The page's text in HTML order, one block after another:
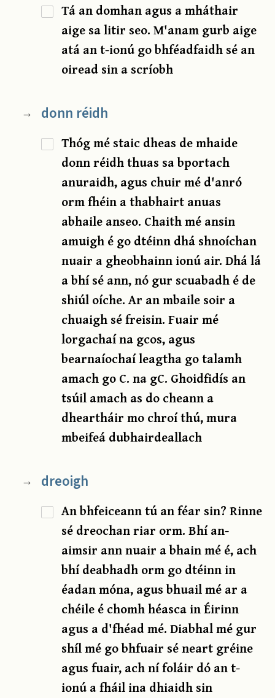
Tá an domhan agus a mháthair
aige sa litir seo. M'anam gurb aige
atá an t-ionú go bhféadfaidh sé an
oiread sin a scríobh
→ donn réidh
Thóg mé staic dheas de mhaide
donn réidh thuas sa bportach
anuraidh, agus chuir mé d'anró
orm fhéin a thabhairt anuas
abhaile anseo. Chaith mé ansin
amuigh é go dtéinn dhá shnoíchan
nuair a gheobhainn ionú air. Dhá lá
a bhí sé ann, nó gur scuabadh é de
shiúl oíche. Ar an mbaile soir a
chuaigh sé freisin. Fuair mé
lorgachaí na gcos, agus
bearnaíochaí leagtha go talamh
amach go C. na gC. Ghoidfidís an
tsúil amach as do cheann a
dheartháir mo chroí thú, mura
mbeifeá dubhairdeallach
→ dreoigh
An bhfeiceann tú an féar sin? Rinne
sé dreochan riar orm. Bhí an-
aimsir ann nuair a bhain mé é, ach
bhí deabhadh orm go dtéinn in
éadan móna, agus bhuail mé ar a
chéile é chomh héasca in Éirinn
agus a d'fhéad mé. Diabhal mé gur
shíl mé go bhfuair sé neart gréine
agus fuair, ach ní foláir dó an t-
ionú a fháil ina dhiaidh sin